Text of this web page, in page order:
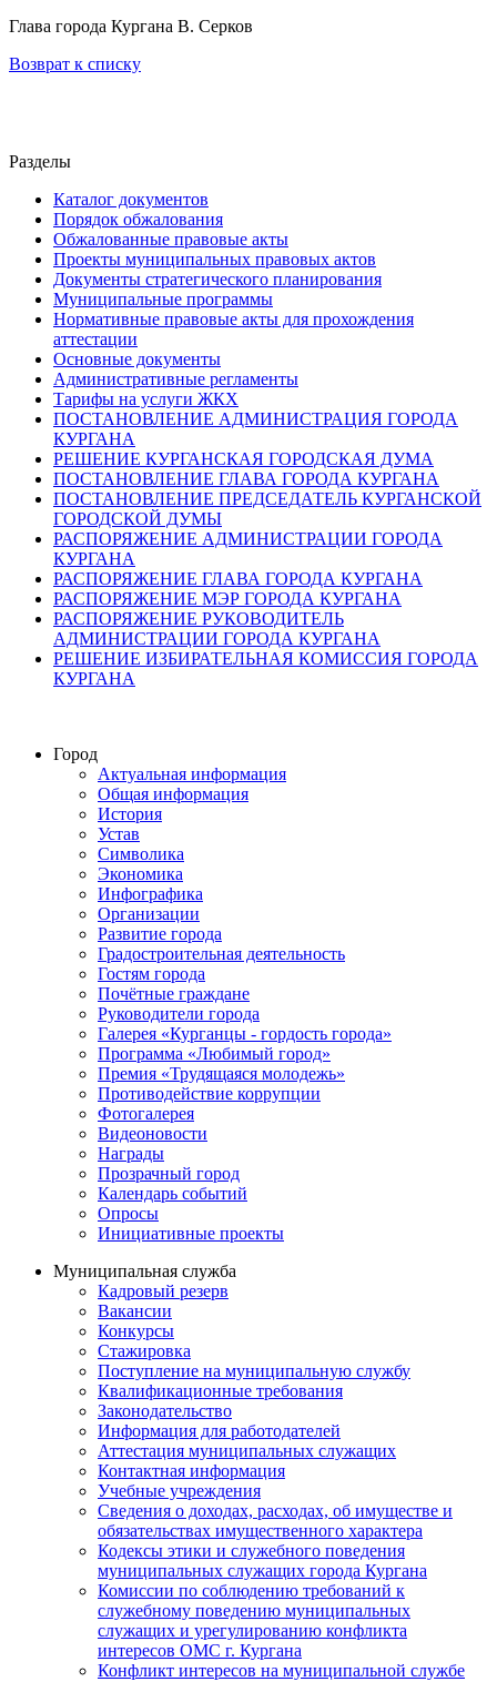
Глава города Кургана В. Серков
Возврат к списку
Разделы
Каталог документов
Порядок обжалования
Обжалованные правовые акты
Проекты муниципальных правовых актов
Документы стратегического планирования
Муниципальные программы
Нормативные правовые акты для прохождения
аттестации
Основные документы
Административные регламенты
Тарифы на услуги ЖКХ
ПОСТАНОВЛЕНИЕ АДМИНИСТРАЦИЯ ГОРОДА
КУРГАНА
РЕШЕНИЕ КУРГАНСКАЯ ГОРОДСКАЯ ДУМА
ПОСТАНОВЛЕНИЕ ГЛАВА ГОРОДА КУРГАНА
ПОСТАНОВЛЕНИЕ ПРЕДСЕДАТЕЛЬ КУРГАНСКОЙ
ГОРОДСКОЙ ДУМЫ
РАСПОРЯЖЕНИЕ АДМИНИСТРАЦИИ ГОРОДА
КУРГАНА
РАСПОРЯЖЕНИЕ ГЛАВА ГОРОДА КУРГАНА
РАСПОРЯЖЕНИЕ МЭР ГОРОДА КУРГАНА
РАСПОРЯЖЕНИЕ РУКОВОДИТЕЛЬ
АДМИНИСТРАЦИИ ГОРОДА КУРГАНА
РЕШЕНИЕ ИЗБИРАТЕЛЬНАЯ КОМИССИЯ ГОРОДА
КУРГАНА
Город
Актуальная информация
Общая информация
История
Устав
Символика
Экономика
Инфографика
Организации
Развитие города
Градостроительная деятельность
Гостям города
Почётные граждане
Руководители города
Галерея «Курганцы - гордость города»
Программа «Любимый город»
Премия «Трудящаяся молодежь»
Противодействие коррупции
Фотогалерея
Видеоновости
Награды
Прозрачный город
Календарь событий
Опросы
Инициативные проекты
Муниципальная служба
Кадровый резерв
Вакансии
Конкурсы
Стажировка
Поступление на муниципальную службу
Квалификационные требования
Законодательство
Информация для работодателей
Аттестация муниципальных служащих
Контактная информация
Учебные учреждения
Сведения о доходах, расходах, об имуществе и
обязательствах имущественного характера
Кодексы этики и служебного поведения
муниципальных служащих города Кургана
Комиссии по соблюдению требований к
служебному поведению муниципальных
служащих и урегулированию конфликта
интересов ОМС г. Кургана
Конфликт интересов на муниципальной службе